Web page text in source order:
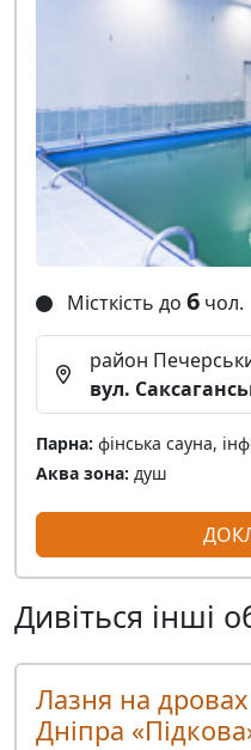
Місткість до 6 чол.
район
вул.
Парна: фінська сауна,
Аква зона: душ
Дивіться інші
Лазня на
Дніпра